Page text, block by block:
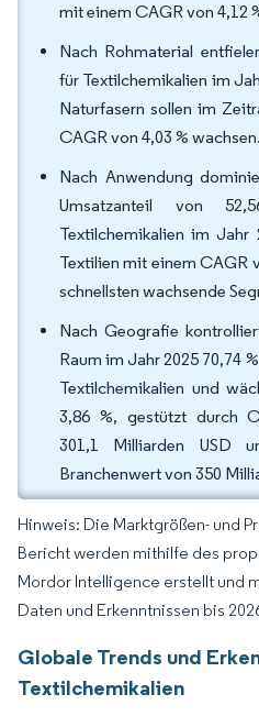
mit einem CAGR von 4,12
Nach Rohmaterial
für Textilchemikalien im
Naturfasern sollen im
CAGR von 4,03 % wachsen.
Nach Anwendung
Umsatzanteil von
Textilchemikalien im Jahr
Textilien mit einem CAGR
schnellsten wachsende
Nach Geografie
Raum im Jahr 2025 70,74
Textilchemikalien und
3,86 %, gestützt durch
301,1 Milliarden USD
Branchenwert von 350
Hinweis: Die Marktgrößen- und
Bericht werden mithilfe des
Mordor Intelligence erstellt und
Daten und Erkenntnissen bis
Globale Trends und
Textilchemikalien